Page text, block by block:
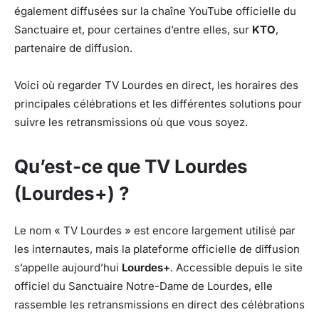
également diffusées sur la chaîne YouTube officielle du
Sanctuaire et, pour certaines d’entre elles, sur KTO,
partenaire de diffusion.
Voici où regarder TV Lourdes en direct, les horaires des
principales célébrations et les différentes solutions pour
suivre les retransmissions où que vous soyez.
Qu’est-ce que TV Lourdes
(Lourdes+) ?
Le nom « TV Lourdes » est encore largement utilisé par
les internautes, mais la plateforme officielle de diffusion
s’appelle aujourd’hui Lourdes+. Accessible depuis le site
officiel du Sanctuaire Notre-Dame de Lourdes, elle
rassemble les retransmissions en direct des célébrations